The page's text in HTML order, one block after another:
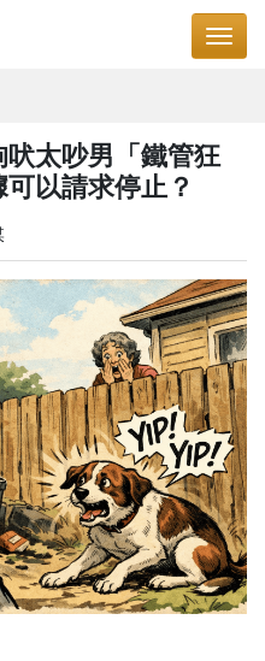
吠太吵男「鐵管狂
以請求停止？